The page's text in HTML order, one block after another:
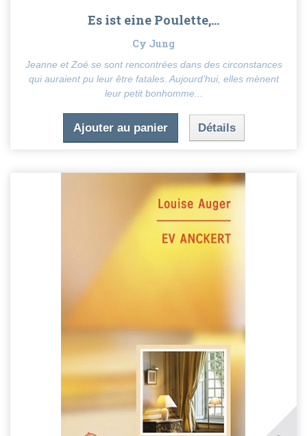
Es ist eine Poulette,...
Cy Jung
Jeanne et Zoé se sont rencontrées dans des circonstances
qui auraient pu leur être fatales. Aujourd’hui, elles mènent
leur petit bonhomme...
Ajouter au panier Détails